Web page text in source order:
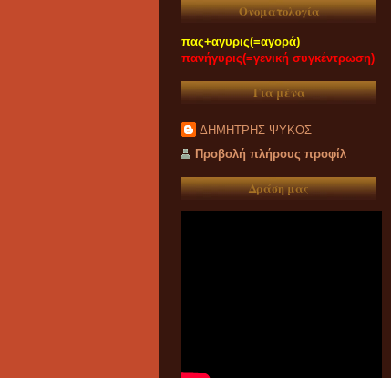
Ονοματολογία
πας+αγυρις(=αγορά)
πανήγυρις(=γενική συγκέντρωση)
Για μένα
ΔΗΜΗΤΡΗΣ ΨΥΚΟΣ
Προβολή πλήρους προφίλ
Δράση μας